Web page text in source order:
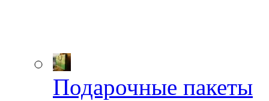
Подарочные пакеты